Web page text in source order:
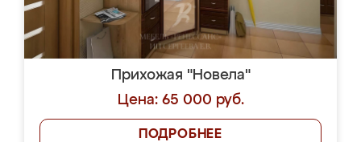
Прихожая "Новела"
Цена: 65 000 руб.
ПОДРОБНЕЕ